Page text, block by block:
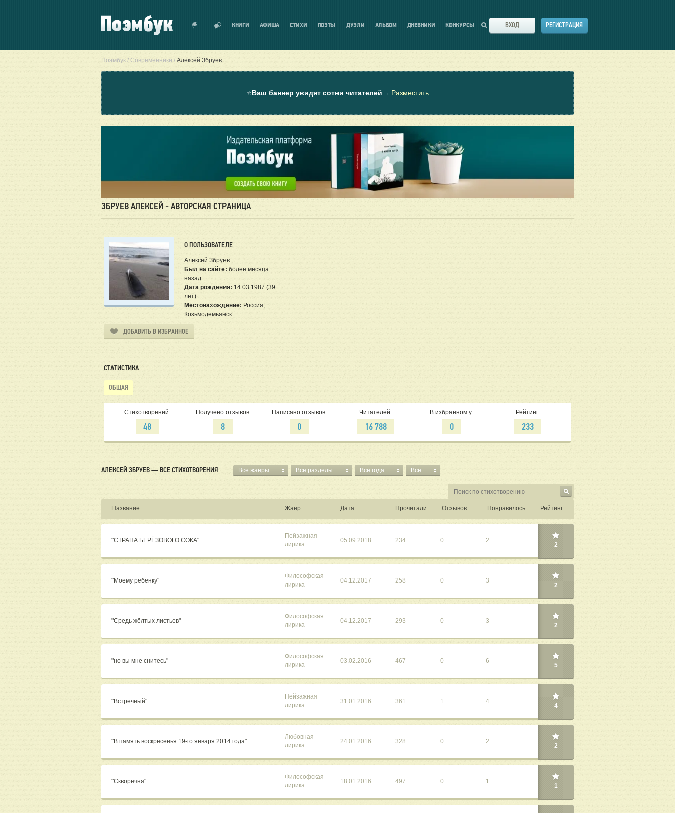
КНИГИ АФИША СТИХИ ПОЭТЫ ДУЭЛИ АЛЬБОМ ДНЕВНИКИ КОНКУРСЫ ВХОД РЕГИСТРАЦИЯ
Поэмбук / Современники / Алексей Збруев
⭐Ваш баннер увидят сотни читателей → Разместить
ЗБРУЕВ АЛЕКСЕЙ - АВТОРСКАЯ СТРАНИЦА
О ПОЛЬЗОВАТЕЛЕ
Алексей Збруев
Был на сайте: более месяца
назад.
Дата рождения: 14.03.1987 (39
лет)
Местонахождение: Россия,
Козьмодемьянск
ДОБАВИТЬ В ИЗБРАННОЕ
СТАТИСТИКА
ОБЩАЯ
Стихотворений:
48
Получено отзывов:
8
Написано отзывов:
0
Читателей:
16 788
В избранном у:
0
Рейтинг:
233
АЛЕКСЕЙ ЗБРУЕВ — ВСЕ СТИХОТВОРЕНИЯ Все жанры Все разделы Все года Все
Название Жанр Дата Прочитали Отзывов Понравилось Рейтинг
"СТРАНА БЕРЁЗОВОГО СОКА"
Пейзажная
лирика
05.09.2018 234 0 2
2
"Моему ребёнку"
Философская
лирика
04.12.2017 258 0 3
2
"Средь жёлтых листьев"
Философская
лирика
04.12.2017 293 0 3
2
"но вы мне снитесь"
Философская
лирика
03.02.2016 467 0 6
5
"Встречный"
Пейзажная
лирика
31.01.2016 361 1 4
4
"В память воскресенья 19-го января 2014 года"
Любовная
лирика
24.01.2016 328 0 2
2
"Скворечня"
Философская
лирика
18.01.2016 497 0 1
1